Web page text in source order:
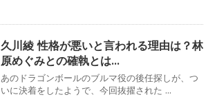
久川綾 性格が悪いと言われる理由は？林
原めぐみとの確執とは…
あのドラゴンボールのブルマ役の後任探しが、つ
いに決着をしたようで、今回抜擢された ...